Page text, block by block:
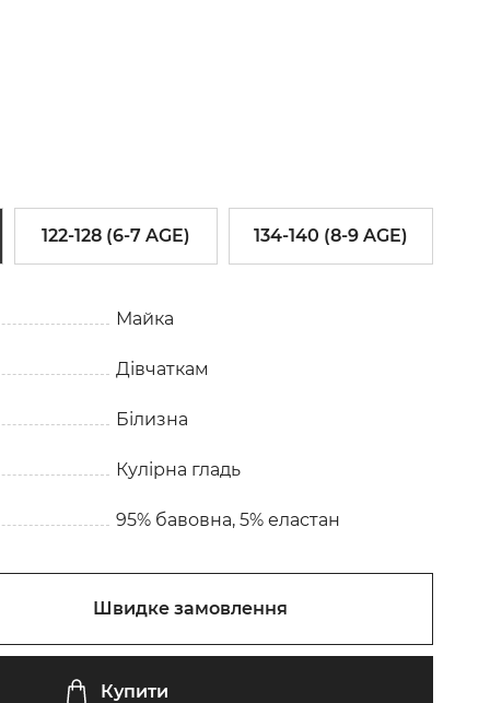
122-128 (6-7 AGE) 134-140 (8-9 AGE)
Майка
Дівчаткам
Білизна
Кулірна гладь
95% бавовна, 5% еластан
Швидке замовлення
Купити